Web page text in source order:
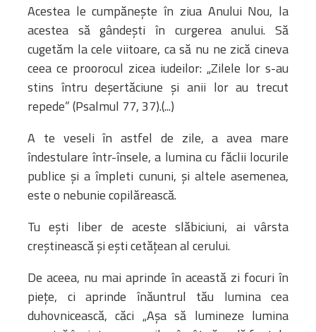
Opinioni Ortodosse
Dalla vita
della”famiglia” della
diocesi
CSDE
La Parola del Vescovo
Lectura Lunii
Prezentarea
Parohiilor
CONTATTI
Acestea le cumpăneşte în ziua Anului Nou, la
acestea să gândeşti în curgerea anului. Să
cugetăm la cele viitoare, ca să nu ne zică cineva
ceea ce proorocul zicea iudeilor: „Zilele lor s-au
stins întru deşertăciune şi anii lor au trecut
repede” (Psalmul 77, 37).(...)
A te veseli în astfel de zile, a avea mare
îndestulare într-însele, a lumina cu făclii locurile
publice şi a împleti cununi, şi altele asemenea,
este o nebunie copilărească.
Tu eşti liber de aceste slăbiciuni, ai vârsta
creştinească şi eşti cetăţean al cerului.
De aceea, nu mai aprinde în această zi focuri în
pieţe, ci aprinde înăuntrul tău lumina cea
duhovnicească, căci „Aşa să lumineze lumina